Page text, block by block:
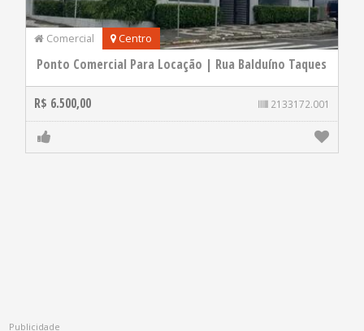
Comercial Centro
Ponto Comercial Para Locação | Rua Balduíno Taques
R$ 6.500,00 2133172.001